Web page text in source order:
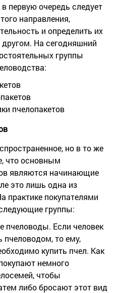
первую очередь следует
направления,
и определить их
На сегодняшний
группы
пчелопакетов
но в то же
что основным
являются начинающие
это лишь одна из
практике покупателями
группы:
пчеловоды. Если человек
пчеловодом, то ему,
купить пчел. Как
немного
чтобы
либо бросают этот вид